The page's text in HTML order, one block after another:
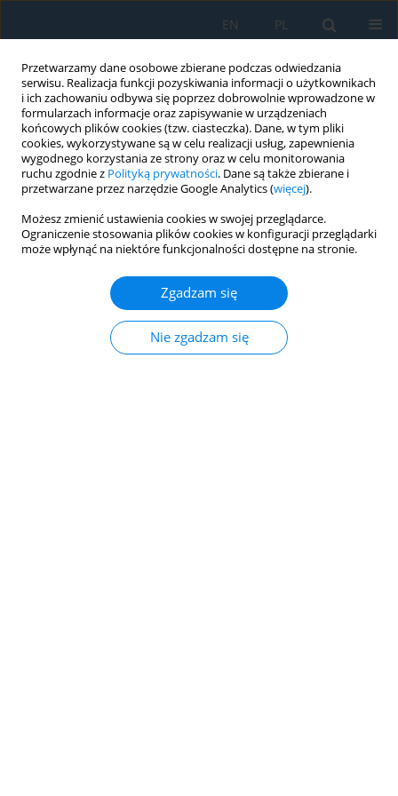
Przetwarzamy dane osobowe zbierane podczas odwiedzania
serwisu. Realizacja funkcji pozyskiwania informacji o użytkownikach
i ich zachowaniu odbywa się poprzez dobrowolnie wprowadzone w
formularzach informacje oraz zapisywanie w urządzeniach
końcowych plików cookies (tzw. ciasteczka). Dane, w tym pliki
cookies, wykorzystywane są w celu realizacji usług, zapewnienia
wygodnego korzystania ze strony oraz w celu monitorowania
ruchu zgodnie z Polityką prywatności. Dane są także zbierane i
przetwarzane przez narzędzie Google Analytics (więcej).
Możesz zmienić ustawienia cookies w swojej przeglądarce.
Ograniczenie stosowania plików cookies w konfiguracji przeglądarki
może wpłynąć na niektóre funkcjonalności dostępne na stronie.
Zgadzam się
Nie zgadzam się
PL
EN
AutorOmid Chaghaneh
Variable Valve Timing Scheduling in a 4-Stroke
Internal Combustion Cylinder Utilizing Artificial
Neural Networks
Omid Chaghaneh,Hossein Ghomashi
Adv. Sci. Technol. Res. J. 2017; 11(3):114-121
https://doi.org/10.12913/22998624/75968